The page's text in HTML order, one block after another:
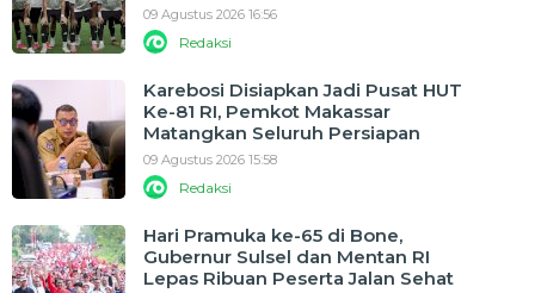
09 Agustus 2026 16:56
Redaksi
Karebosi Disiapkan Jadi Pusat HUT
Ke-81 RI, Pemkot Makassar
Matangkan Seluruh Persiapan
09 Agustus 2026 15:58
Redaksi
Hari Pramuka ke-65 di Bone,
Gubernur Sulsel dan Mentan RI
Lepas Ribuan Peserta Jalan Sehat